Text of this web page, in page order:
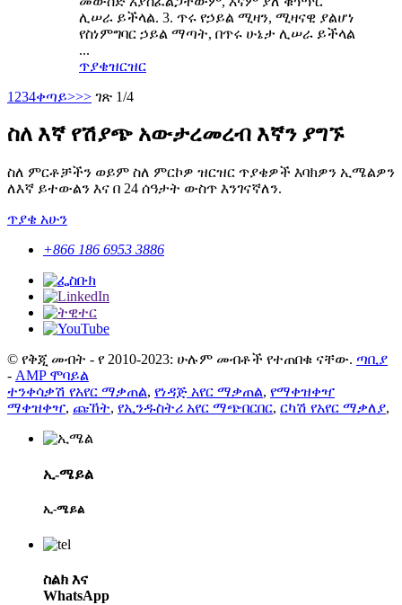
ሊሠራ ይችላል. 3. ጥሩ የኃይል ሚዛን, ሚዛናዊ ያልሆነ
የስነምግባር ኃይል ማጣት, በጥሩ ሁኔታ ሊሠራ ይችላል
...
ጥያቄዝርዝር
1 234ቀጣይ>>> ገጽ 1/4
ስለ እኛ የሽያጭ አውታረመረብ እኛን ያግኙ
ስለ ምርቶቻችን ወይም ስለ ምርኮዎ ዝርዝር ጥያቄዎች እባክዎን ኢሜልዎን
ለእኛ ይተውልን እና በ 24 ሰዓታት ውስጥ እንገናኛለን.
ጥያቄ አሁን
+866 186 6953 3886
© የቅጂ መብት - የ 2010-2023: ሁሉም መብቶች የተጠበቁ ናቸው. ጣቢያ
- AMP ሞባይል
ተንቀሳቃሽ የአየር ማቃጠል, የነዳጅ አየር ማቃጠል, የማቀዝቀዣ
ማቀዝቀዣ, ጩኸት, የኢንዱስትሪ አየር ማጭበርበር, ርካሽ የአየር ማቃለያ,
ኢ-ሜይል
ኢ-ሜይል
ስልክ እና
WhatsApp